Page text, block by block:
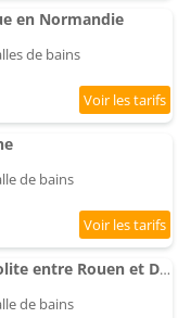
en Normandie
de bains
de bains
La Mini Éole - Séjour insolite entre Rouen et Dieppe
de bains